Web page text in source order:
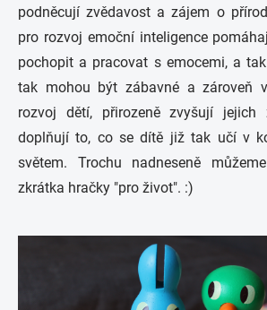
podněcují zvědavost a zájem o
pro rozvoj emoční inteligence
pochopit a pracovat s emocemi, a
tak mohou být zábavné a zároveň
rozvoj dětí, přirozeně zvyšují
doplňují to, co se dítě již tak učí v
světem. Trochu nadneseně
zkrátka hračky "pro život". :)